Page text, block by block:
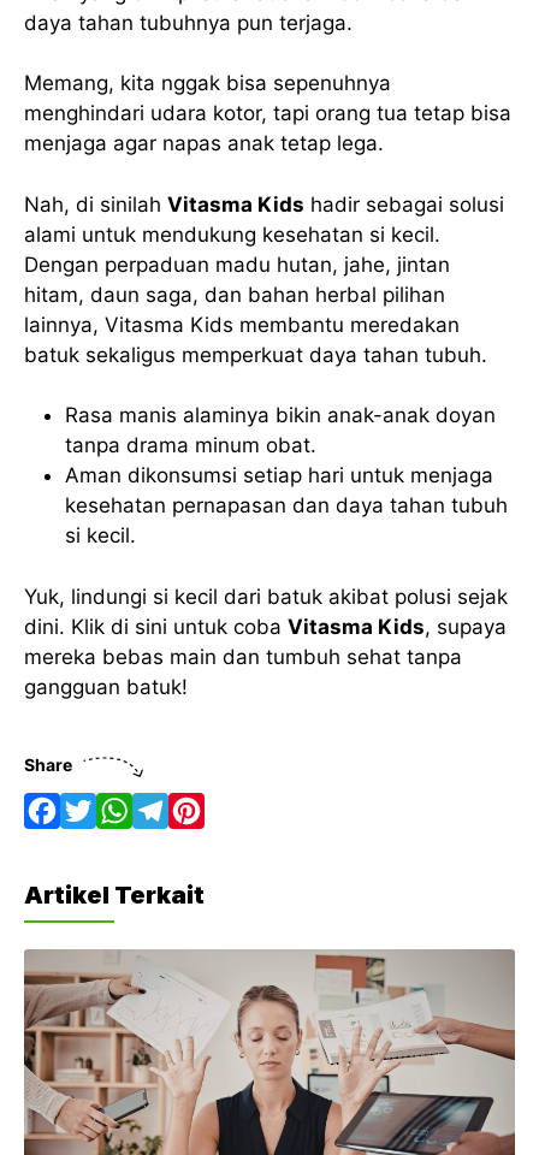
daya tahan tubuhnya pun terjaga.
Memang, kita nggak bisa sepenuhnya
menghindari udara kotor, tapi orang tua tetap bisa
menjaga agar napas anak tetap lega.
Nah, di sinilah Vitasma Kids hadir sebagai solusi
alami untuk mendukung kesehatan si kecil.
Dengan perpaduan madu hutan, jahe, jintan
hitam, daun saga, dan bahan herbal pilihan
lainnya, Vitasma Kids membantu meredakan
batuk sekaligus memperkuat daya tahan tubuh.
Rasa manis alaminya bikin anak-anak doyan
tanpa drama minum obat.
Aman dikonsumsi setiap hari untuk menjaga
kesehatan pernapasan dan daya tahan tubuh
si kecil.
Yuk, lindungi si kecil dari batuk akibat polusi sejak
dini. Klik di sini untuk coba Vitasma Kids, supaya
mereka bebas main dan tumbuh sehat tanpa
gangguan batuk!
Share
a
c
e
b
o
o
k
w
i
t
t
e
r
h
a
t
s
A
p
p
e
g
r
a
m
t
e
s
Artikel Terkait